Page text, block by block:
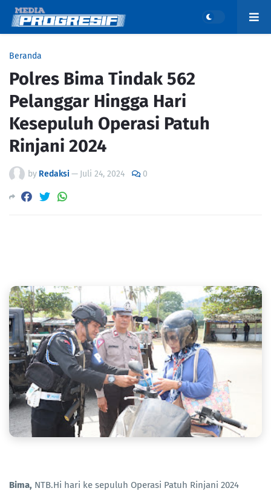
Beranda
Polres Bima Tindak 562
Pelanggar Hingga Hari
Kesepuluh Operasi Patuh
Rinjani 2024
by Redaksi — Juli 24, 2024 0
Bima, NTB.Hi hari ke sepuluh Operasi Patuh Rinjani 2024